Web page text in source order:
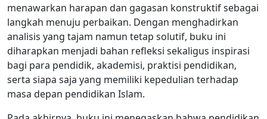
menawarkan harapan dan gagasan konstruktif sebagai
langkah menuju perbaikan. Dengan menghadirkan
analisis yang tajam namun tetap solutif, buku ini
diharapkan menjadi bahan refleksi sekaligus inspirasi
bagi para pendidik, akademisi, praktisi pendidikan,
serta siapa saja yang memiliki kepedulian terhadap
masa depan pendidikan Islam.